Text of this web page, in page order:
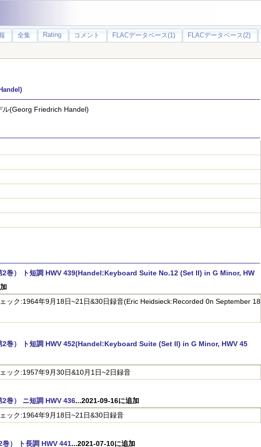
全集 Rating コメント FLACデータベース(1) FLACデータベース(2)
ル(Georg Friedrich Handel)
2巻） ト短調 HWV 439(Handel:Keyboard Suite No.12 (Set II) in G Minor, HW
ック:1964年9月18日~21日&30日録音(Eric Heidsieck:Recorded 0n September 18
2巻） ト短調 HWV 452(Handel:Keyboard Suite (Set II) in G Minor, HWV 45
ック:1957年9月30日&10月1日~2日録音
巻） ニ短調 HWV 436...2021-09-16に追加
ック:1964年9月18日~21日&30日録音
） ト長調 HWV 441...2021-07-10に追加